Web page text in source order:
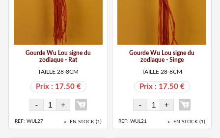
Gourde Wu Lou signe du
zodiaque - Rat
TAILLE 28-8CM
Prix : 17.50 €
REF: WUL27 EN STOCK ( 1)
Gourde Wu Lou signe du
zodiaque - Singe
TAILLE 28-8CM
Prix : 17.50 €
REF: WUL21 EN STOCK ( 1)